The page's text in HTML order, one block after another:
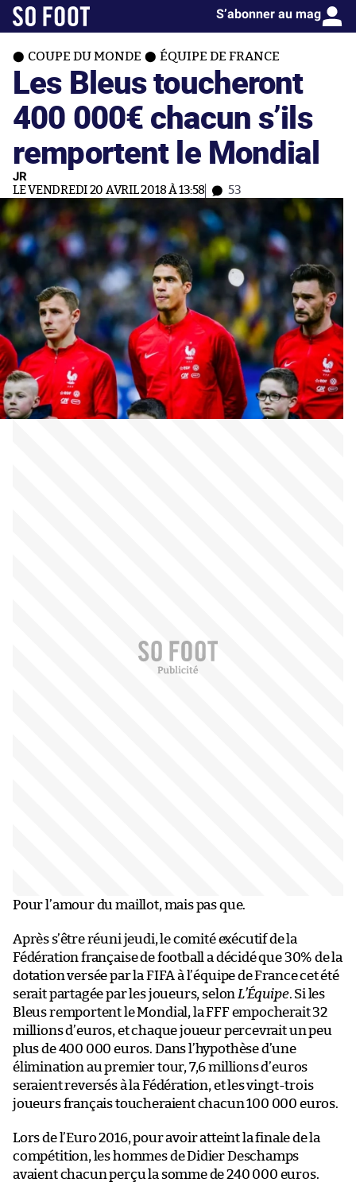
S’abonner au mag
COUPE DU MONDE ÉQUIPE DE FRANCE
Les Bleus toucheront
400 000€ chacun s’ils
remportent le Mondial
JR
LE VENDREDI 20 AVRIL 2018 À 13:58 53
Pour l’amour du maillot, mais pas que.
Après s’être réuni jeudi, le comité exécutif de la
Fédération française de football a décidé que 30% de la
dotation versée par la FIFA à l’équipe de France cet été
serait partagée par les joueurs, selon L’Équipe. Si les
Bleus remportent le Mondial, la FFF empocherait 32
millions d’euros, et chaque joueur percevrait un peu
plus de 400 000 euros. Dans l’hypothèse d’une
élimination au premier tour, 7,6 millions d’euros
seraient reversés à la Fédération, et les vingt-trois
joueurs français toucheraient chacun 100 000 euros.
Lors de l’Euro 2016, pour avoir atteint la finale de la
compétition, les hommes de Didier Deschamps
avaient chacun perçu la somme de 240 000 euros.